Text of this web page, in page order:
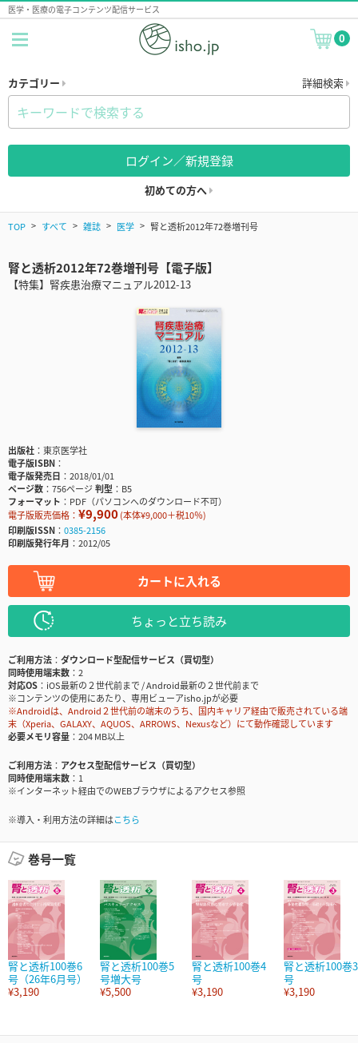
医学・医療の電子コンテンツ配信サービス
0
カテゴリー 詳細検索
ログイン／新規登録
初めての方へ
TOP すべて 雑誌 医学 腎と透析2012年72巻増刊号
腎と透析2012年72巻増刊号【電子版】
【特集】腎疾患治療マニュアル2012-13
出版社
東京医学社
電子版ISBN
電子版発売日
2018/01/01
ページ数
756ページ判型
B5
フォーマット
PDF（パソコンへのダウンロード不可）
電子版販売価格： ¥9,900(本体¥9,000＋税10％)
印刷版ISSN
0385-2156
印刷版発行年月
2012/05
カートに入れる
ちょっと立ち読み
ご利用方法
ダウンロード型配信サービス（買切型）
同時使用端末数
2
対応OS
iOS最新の２世代前まで / Android最新の２世代前まで
※コンテンツの使用にあたり、専用ビューアisho.jpが必要
※Androidは、Android２世代前の端末のうち、国内キャリア経由で販売されている端
末（Xperia、GALAXY、AQUOS、ARROWS、Nexusなど）にて動作確認しています
必要メモリ容量
204 MB以上
ご利用方法
アクセス型配信サービス（買切型）
同時使用端末数
1
※インターネット経由でのWEBブラウザによるアクセス参照
※導入・利用方法の詳細はこちら
巻号一覧
腎と透析100巻6
号（26年6月号）
¥3,190
腎と透析100巻5
号増大号
¥5,500
腎と透析100巻4
号
¥3,190
腎と透析100巻3
号
¥3,190